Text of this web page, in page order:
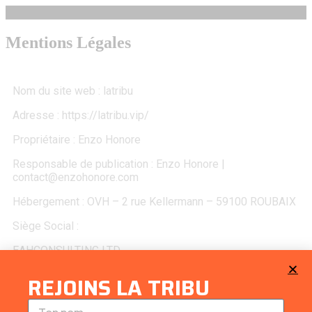
Mentions Légales
Nom du site web : latribu
Adresse : https://latribu.vip/
Propriétaire : Enzo Honore
Responsable de publication : Enzo Honore |
contact@enzohonore.com
Hébergement : OVH – 2 rue Kellermann – 59100 ROUBAIX
Siège Social :
EAHCONSULTING LTD
WC2H 9JQ, UNITED KINGDOM
REJOINS LA TRIBU